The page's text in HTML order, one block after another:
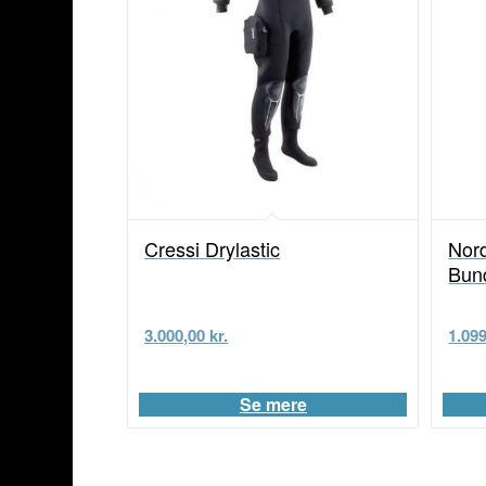
Cressi Drylastic
3.000,00 kr.
Se mere